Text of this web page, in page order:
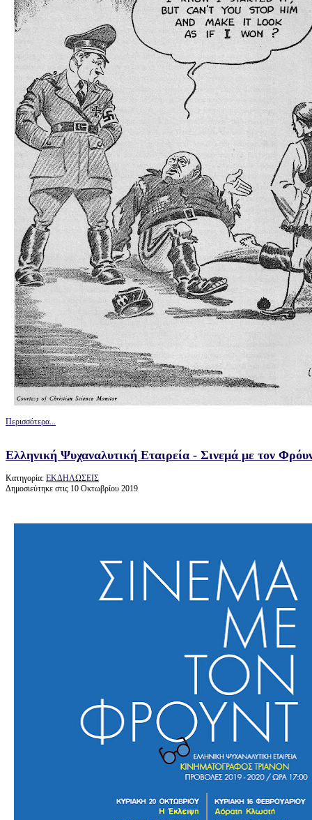
Περισσότερα...
Ελληνική Ψυχαναλυτική Εταιρεία - Σινεμά με τον
Κατηγορία: ΕΚΔΗΛΩΣΕΙΣ
Δημοσιεύτηκε στις 10 Οκτωβρίου 2019